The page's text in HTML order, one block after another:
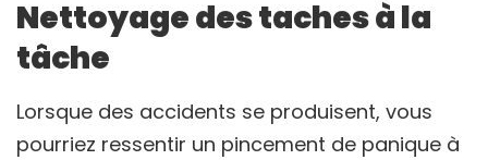
Nettoyage des taches à la
tâche
Lorsque des accidents se produisent, vous
pourriez ressentir un pincement de panique à